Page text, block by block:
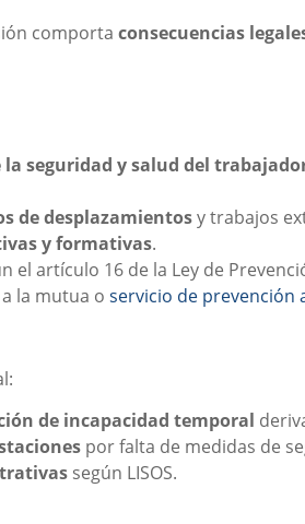
comporta consecuencias
seguridad y salud del
de desplazamientosy trabajos
y formativas.
el artículo 16 de la Ley de
a la mutua o servicio de prevención
de incapacidad temporal
por falta de medidas de
según LISOS.